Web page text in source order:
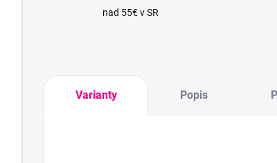
nad 55€ v SR
Varianty Popis